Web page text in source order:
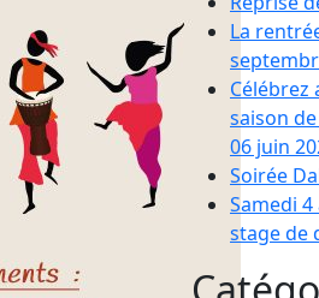
La
Célébrez
saison
06 juin
Soirée
Samedi
stage de